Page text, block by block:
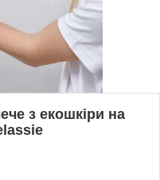
з екошкіри на